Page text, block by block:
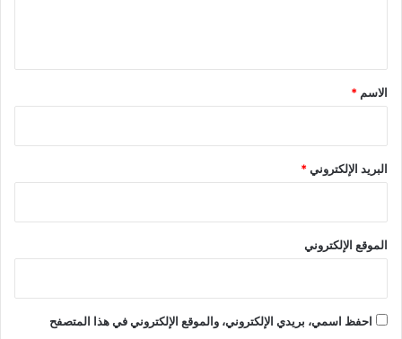
*
الاسم *
البريد الإلكتروني*
الموقع الإلكتروني
احفظ اسمي، بريدي الإلكتروني، والموقع الإلكتروني في هذا المتصفح